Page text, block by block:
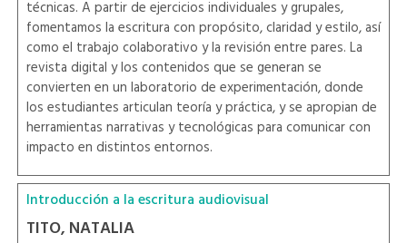
técnicas. A partir de ejercicios individuales y grupales,
fomentamos la escritura con propósito, claridad y estilo, así
como el trabajo colaborativo y la revisión entre pares. La
revista digital y los contenidos que se generan se
convierten en un laboratorio de experimentación, donde
los estudiantes articulan teoría y práctica, y se apropian de
herramientas narrativas y tecnológicas para comunicar con
impacto en distintos entornos.
Introducción a la escritura audiovisual
TITO, NATALIA